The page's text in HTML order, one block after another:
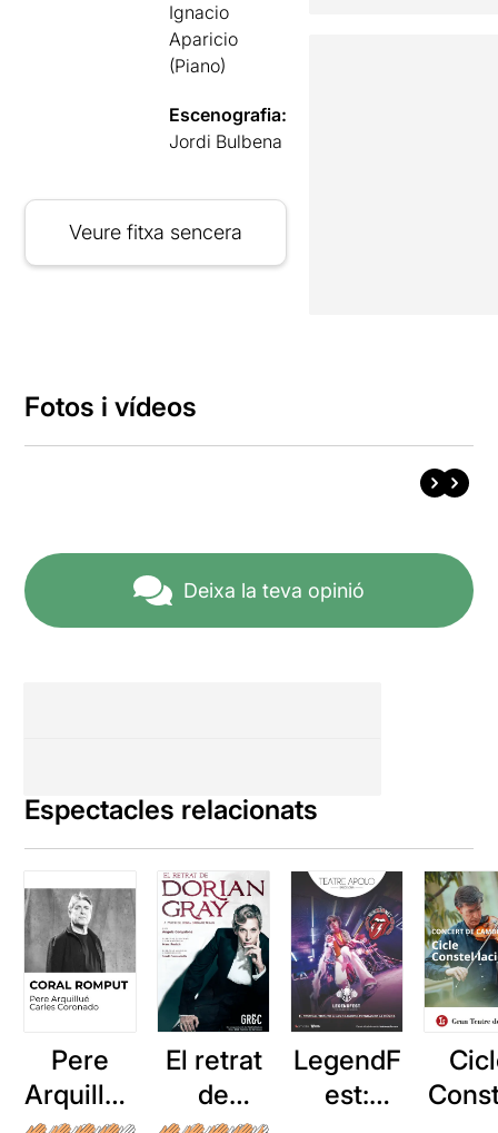
Ignacio
Aparicio
(Piano)
Escenografia:
Jordi Bulbena
Veure fitxa sencera
Fotos i vídeos
Deixa la teva opinió
Espectacles relacionats
Pere
Arquillué
El retrat
de
LegendF
est: